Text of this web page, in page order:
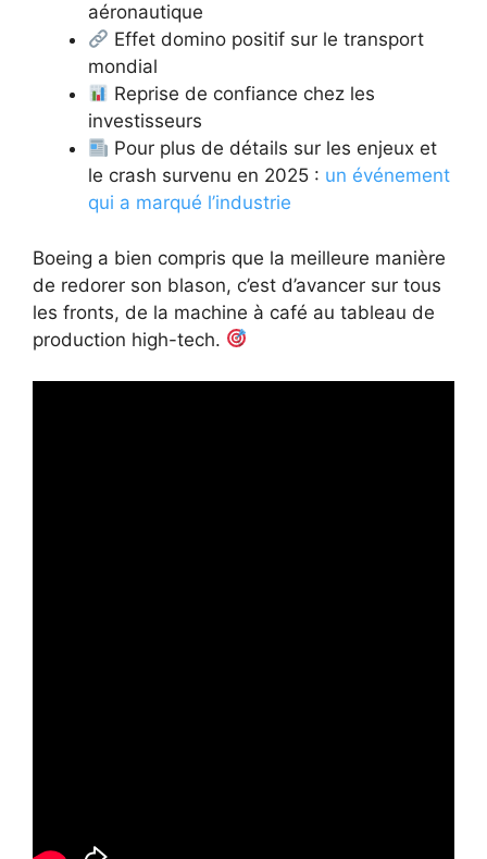
aéronautique
Effet domino positif sur le transport
mondial
Reprise de confiance chez les
investisseurs
Pour plus de détails sur les enjeux et
le crash survenu en 2025 : un événement
qui a marqué l’industrie
Boeing a bien compris que la meilleure manière
de redorer son blason, c’est d’avancer sur tous
les fronts, de la machine à café au tableau de
production high-tech.